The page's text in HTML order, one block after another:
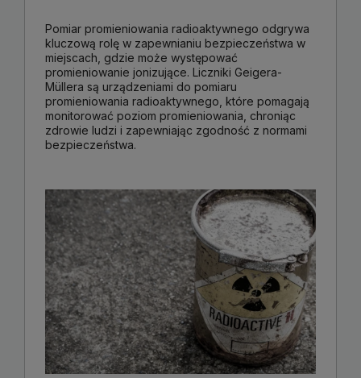
Pomiar promieniowania radioaktywnego odgrywa
kluczową rolę w zapewnianiu bezpieczeństwa w
miejscach, gdzie może występować
promieniowanie jonizujące. Liczniki Geigera-
Müllera są urządzeniami do pomiaru
promieniowania radioaktywnego, które pomagają
monitorować poziom promieniowania, chroniąc
zdrowie ludzi i zapewniając zgodność z normami
bezpieczeństwa.